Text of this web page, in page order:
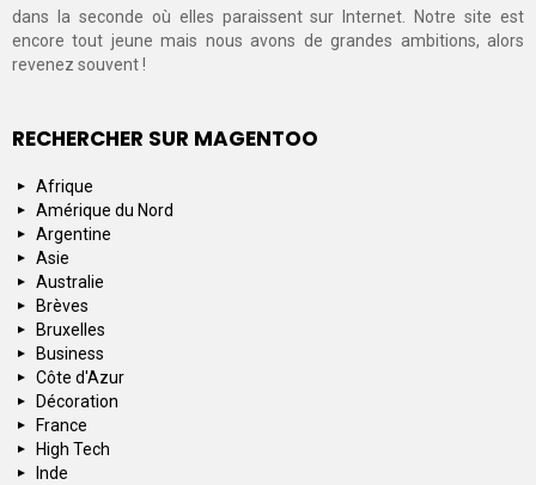
dans la seconde où elles paraissent sur Internet. Notre site est
encore tout jeune mais nous avons de grandes ambitions, alors
revenez souvent !
RECHERCHER SUR MAGENTOO
Afrique
Amérique du Nord
Argentine
Asie
Australie
Brèves
Bruxelles
Business
Côte d'Azur
Décoration
France
High Tech
Inde